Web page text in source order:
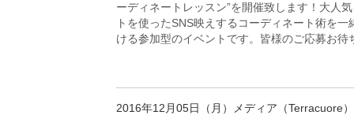
ーディネートレッスン”を開催致します！大人
トを使ったSNS映えするコーディネート術を
ける参加型のイベントです。皆様のご応募お待
2016年12月05日（月）メディア（Terracuore）